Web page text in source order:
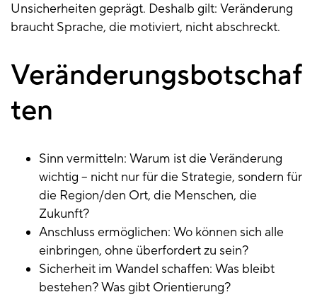
Unsicherheiten geprägt. Deshalb gilt: Veränderung
braucht Sprache, die motiviert, nicht abschreckt.
Veränderungsbotschaf
ten
Sinn vermitteln: Warum ist die Veränderung
wichtig – nicht nur für die Strategie, sondern für
die Region/den Ort, die Menschen, die
Zukunft?
Anschluss ermöglichen: Wo können sich alle
einbringen, ohne überfordert zu sein?
Sicherheit im Wandel schaffen: Was bleibt
bestehen? Was gibt Orientierung?